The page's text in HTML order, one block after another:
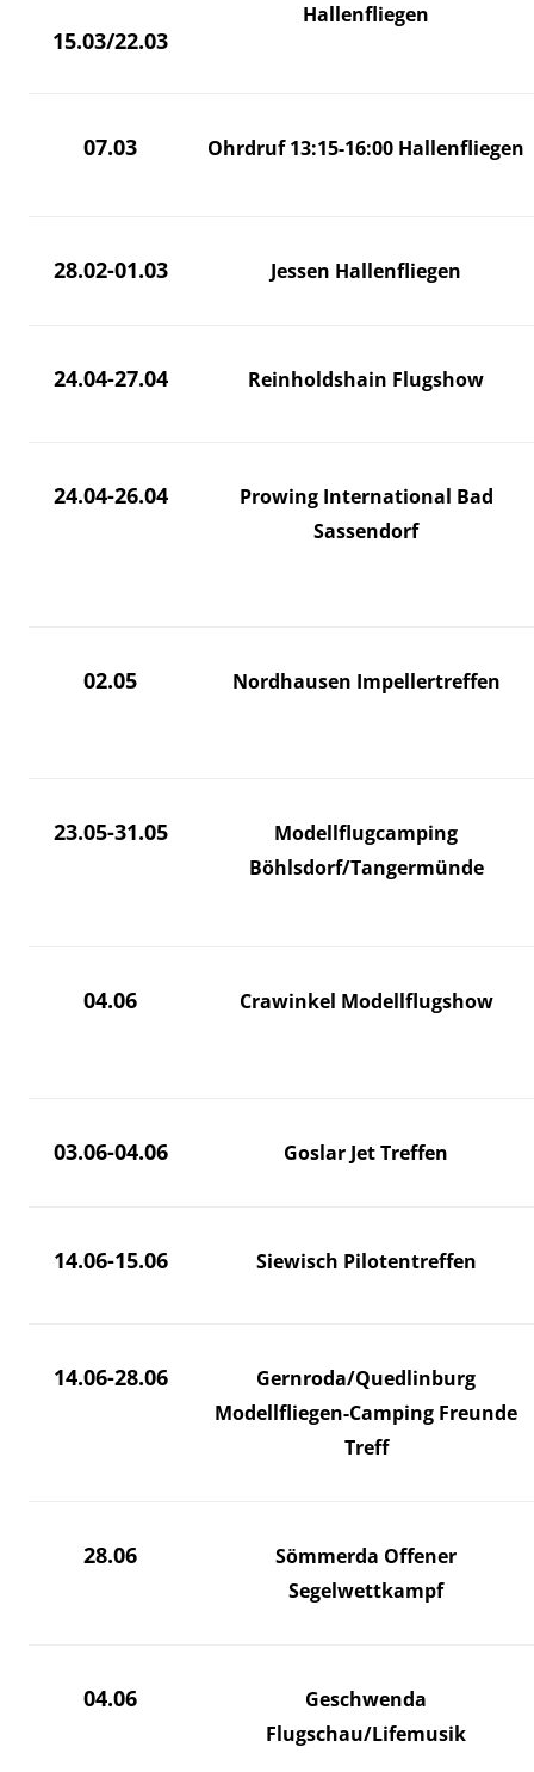
15.03/22.03
Hallenfliegen
07.03 Ohrdruf 13:15-16:00 Hallenfliegen
28.02-01.03 Jessen Hallenfliegen
24.04-27.04 Reinholdshain Flugshow
24.04-26.04
Prowing International Bad
Sassendorf
02.05 Nordhausen Impellertreffen
23.05-31.05
Modellflugcamping
Böhlsdorf/Tangermünde
04.06 Crawinkel Modellflugshow
03.06-04.06 Goslar Jet Treffen
14.06-15.06 Siewisch Pilotentreffen
14.06-28.06
Gernroda/Quedlinburg
Modellfliegen-Camping Freunde
Treff
28.06
Sömmerda Offener
Segelwettkampf
04.06
Geschwenda
Flugschau/Lifemusik